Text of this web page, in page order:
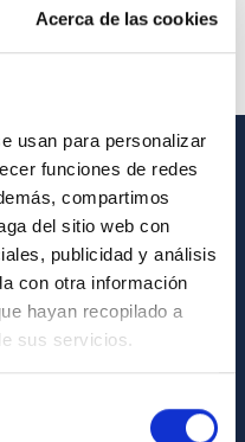
Acerca de las cookies
usan para personalizar
funciones de redes
compartimos
del sitio web con
publicidad y análisis
con otra información
hayan recopilado a
sus servicios.